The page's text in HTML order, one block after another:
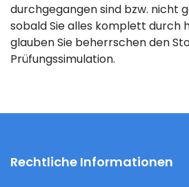
durchgegangen sind bzw. nicht
sobald Sie alles komplett durch
glauben Sie beherrschen den
Prüfungssimulation.
Rechtliche Informationen